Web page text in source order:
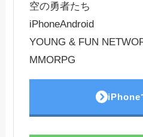
空の勇者たち
iPhoneAndroid
YOUNG & FUN
MMORPG
iPhone